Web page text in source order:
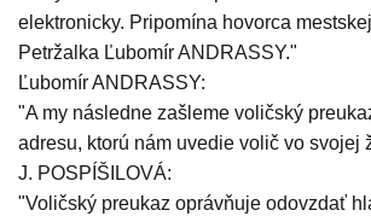
elektronicky. Pripomína hovorca
Petržalka Ľubomír ANDRASSY."
Ľubomír ANDRASSY:
"A my následne zašleme voličský
adresu, ktorú nám uvedie volič vo svojej
J. POSPÍŠILOVÁ:
"Voličský preukaz oprávňuje odovzdať